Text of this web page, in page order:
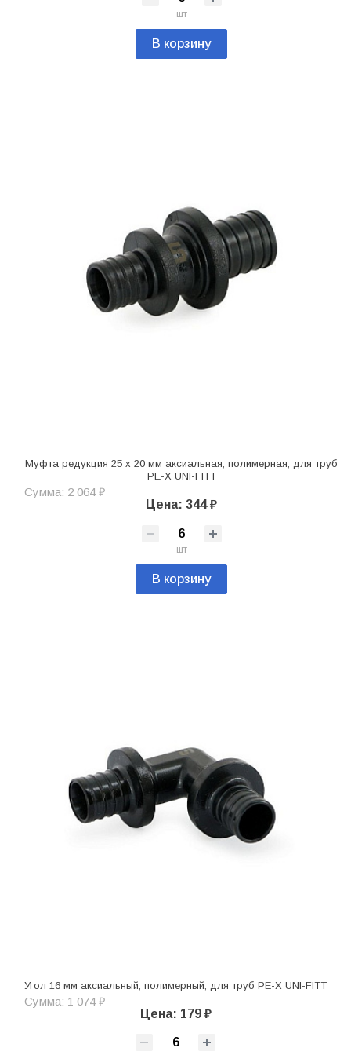
шт
В корзину
Муфта редукция 25 x 20 мм аксиальная, полимерная, для труб
PE-X UNI-FITT
Сумма: 2 064 ₽
Цена: 344 ₽
шт
В корзину
Угол 16 мм аксиальный, полимерный, для труб PE-X UNI-FITT
Сумма: 1 074 ₽
Цена: 179 ₽